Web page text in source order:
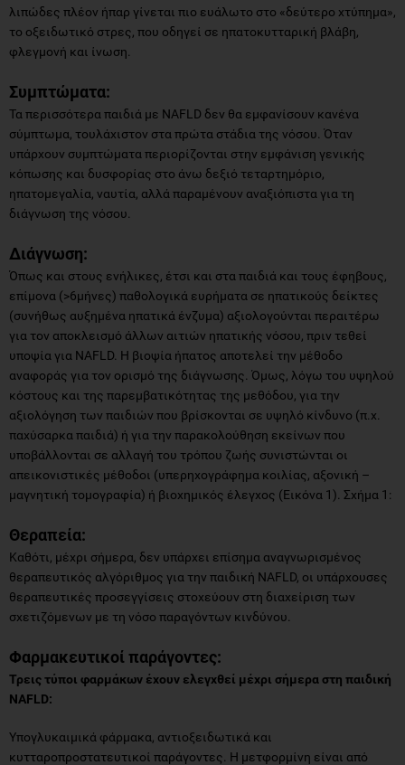
λιπώδες πλέον ήπαρ γίνεται πιο ευάλωτο στο «δεύτερο χτύπημα»,
το οξειδωτικό στρες, που οδηγεί σε ηπατοκυτταρική βλάβη,
φλεγμονή και ίνωση.
Συμπτώματα:
Τα περισσότερα παιδιά με NAFLD δεν θα εμφανίσουν κανένα
σύμπτωμα, τουλάχιστον στα πρώτα στάδια της νόσου. Όταν
υπάρχουν συμπτώματα περιορίζονται στην εμφάνιση γενικής
κόπωσης και δυσφορίας στο άνω δεξιό τεταρτημόριο,
ηπατομεγαλία, ναυτία, αλλά παραμένουν αναξιόπιστα για τη
διάγνωση της νόσου.
Διάγνωση:
Όπως και στους ενήλικες, έτσι και στα παιδιά και τους έφηβους,
επίμονα (>6μήνες) παθολογικά ευρήματα σε ηπατικούς δείκτες
(συνήθως αυξημένα ηπατικά ένζυμα) αξιολογούνται περαιτέρω
για τον αποκλεισμό άλλων αιτιών ηπατικής νόσου, πριν τεθεί
υποψία για NAFLD. Η βιοψία ήπατος αποτελεί την μέθοδο
αναφοράς για τον ορισμό της διάγνωσης. Όμως, λόγω του υψηλού
κόστους και της παρεμβατικότητας της μεθόδου, για την
αξιολόγηση των παιδιών που βρίσκονται σε υψηλό κίνδυνο (π.χ.
παχύσαρκα παιδιά) ή για την παρακολούθηση εκείνων που
υποβάλλονται σε αλλαγή του τρόπου ζωής συνιστώνται οι
απεικονιστικές μέθοδοι (υπερηχογράφημα κοιλίας, αξονική –
μαγνητική τομογραφία) ή βιοχημικός έλεγχος (Εικόνα 1). Σχήμα 1:
Θεραπεία:
Καθότι, μέχρι σήμερα, δεν υπάρχει επίσημα αναγνωρισμένος
θεραπευτικός αλγόριθμος για την παιδική NAFLD, οι υπάρχουσες
θεραπευτικές προσεγγίσεις στοχεύουν στη διαχείριση των
σχετιζόμενων με τη νόσο παραγόντων κινδύνου.
Φαρμακευτικοί παράγοντες:
Τρεις τύποι φαρμάκων έχουν ελεγχθεί μέχρι σήμερα στη παιδική
NAFLD:
Υπογλυκαιμικά φάρμακα, αντιοξειδωτικά και
κυτταροπροστατευτικοί παράγοντες. Η μετφορμίνη είναι από